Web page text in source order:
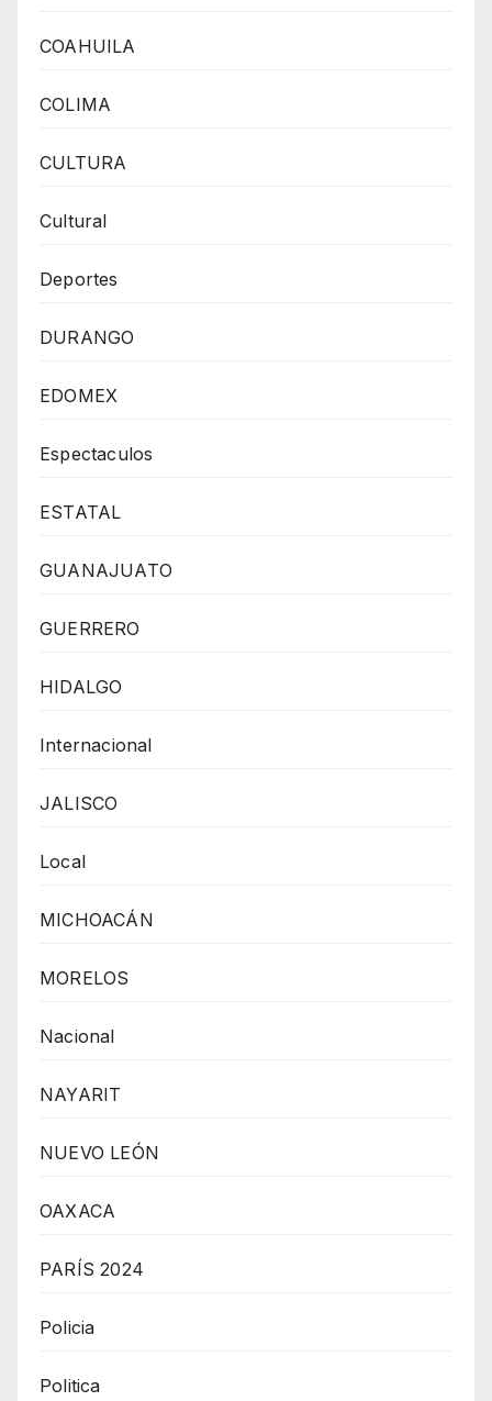
COAHUILA
COLIMA
CULTURA
Cultural
Deportes
DURANGO
EDOMEX
Espectaculos
ESTATAL
GUANAJUATO
GUERRERO
HIDALGO
Internacional
JALISCO
Local
MICHOACÁN
MORELOS
Nacional
NAYARIT
NUEVO LEÓN
OAXACA
PARÍS 2024
Policia
Politica